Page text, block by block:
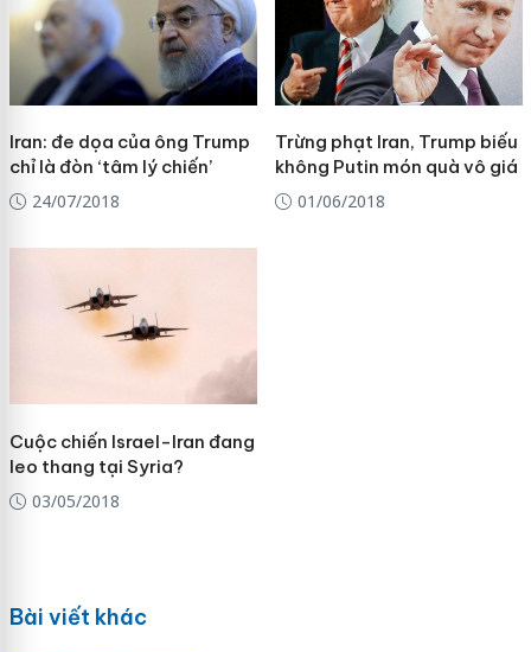
Iran: đe dọa của ông Trump
chỉ là đòn ‘tâm lý chiến’
24/07/2018
Trừng phạt Iran, Trump biếu
không Putin món quà vô giá
01/06/2018
Cuộc chiến Israel-Iran đang
leo thang tại Syria?
03/05/2018
Bài viết khác